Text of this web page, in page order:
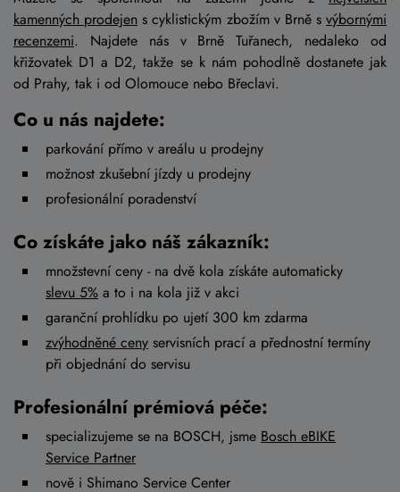
kamenných prodejen s cyklistickým zbožím v Brně s výbornými
recenzemi. Najdete nás v Brně Tuřanech, nedaleko od
křižovatek D1 a D2, takže se k nám pohodlně dostanete jak
od Prahy, tak i od Olomouce nebo Břeclavi.
Co u nás najdete:
parkování přímo v areálu u prodejny
možnost zkušební jízdy u prodejny
profesionální poradenství
Co získáte jako náš zákazník:
množstevní ceny - na dvě kola získáte automaticky
slevu 5% a to i na kola již v akci
garanční prohlídku po ujetí 300 km zdarma
zvýhodněné ceny servisních prací a přednostní termíny
při objednání do servisu
Profesionální prémiová péče:
specializujeme se na BOSCH, jsme Bosch eBIKE
Service Partner
nově i Shimano Service Center